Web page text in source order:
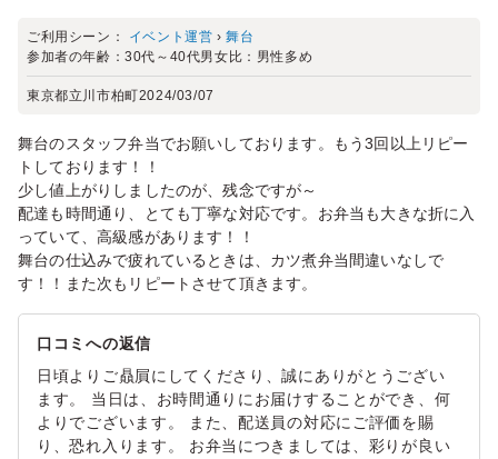
ご利用シーン： イベント運営 ›舞台
参加者の年齢：30代～40代男女比： 男性多め
東京都立川市柏町2024/03/07
舞台のスタッフ弁当でお願いしております。もう3回以上リピー
トしております！！
少し値上がりしましたのが、残念ですが～
配達も時間通り、とても丁寧な対応です。お弁当も大きな折に入
っていて、高級感があります！！
舞台の仕込みで疲れているときは、カツ煮弁当間違いなしで
す！！また次もリピートさせて頂きます。
口コミへの返信
日頃よりご贔屓にしてくださり、誠にありがとうござい
ます。 当日は、お時間通りにお届けすることができ、何
よりでございます。 また、配送員の対応にご評価を賜
り、恐れ入ります。 お弁当につきましては、彩りが良い